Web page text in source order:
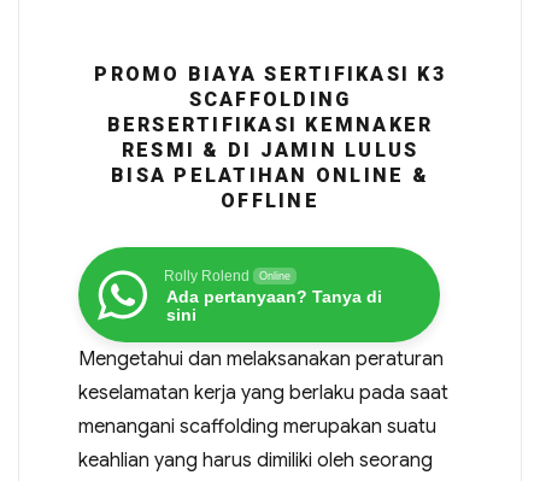
PROMO BIAYA SERTIFIKASI K3
SCAFFOLDING
BERSERTIFIKASI KEMNAKER
RESMI & DI JAMIN LULUS
BISA PELATIHAN ONLINE &
OFFLINE
Rolly Rolend Online
Ada pertanyaan? Tanya di
sini
Mengetahui dan melaksanakan peraturan
keselamatan kerja yang berlaku pada saat
menangani scaffolding merupakan suatu
keahlian yang harus dimiliki oleh seorang